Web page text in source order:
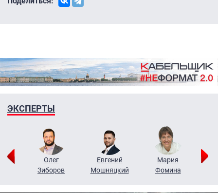
ЭКСПЕРТЫ
Олег
Зиборов
Евгений
Мошняцкий
Мария
Фомина